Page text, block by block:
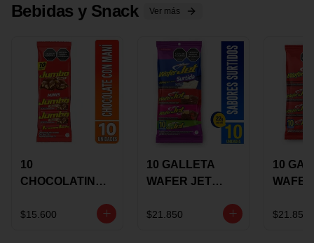
Bebidas y Snack Ver más
10
CHOCOLATINA
17 GRS
$15.600
10 GALLETA
WAFER JET
GRS
$21.850
10
GRS
$21.850